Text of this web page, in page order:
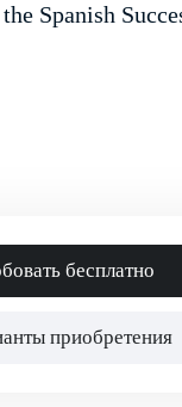
Spanish
бесплатно
приобретения